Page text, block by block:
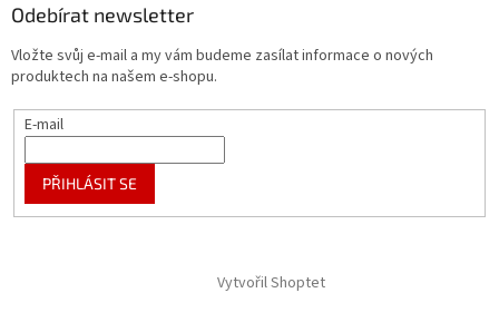
Odebírat newsletter
Vložte svůj e-mail a my vám budeme zasílat informace o nových
produktech na našem e-shopu.
E-mail
PŘIHLÁSIT SE
Vytvořil Shoptet